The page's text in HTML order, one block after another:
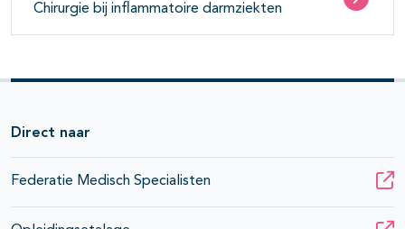
Chirurgie bij inflammatoire darmziekten
Direct naar
Federatie Medisch Specialisten